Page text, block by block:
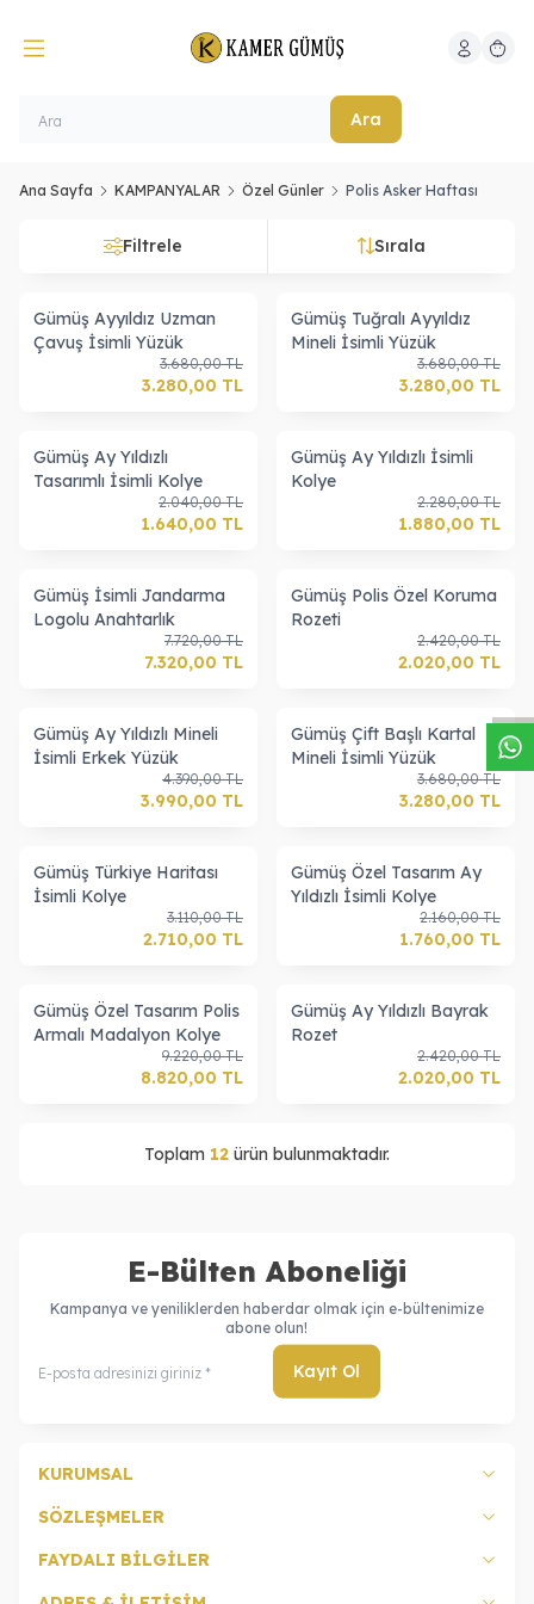
WhasappDesteHatt
Ara
Hesabım
Ana Sayfa KAMPANYALAR Özel Günler Polis Asker Haftası
Filtrele Sırala
Gümüş Ayyıldız Uzman
Çavuş İsimli Yüzük
3.680,00TL
3.280,00 TL
Gümüş Tuğralı Ayyıldız
Mineli İsimli Yüzük
3.680,00TL
3.280,00 TL
Gümüş Ay Yıldızlı
Tasarımlı İsimli Kolye
2.040,00TL
1.640,00 TL
Gümüş Ay Yıldızlı İsimli
Kolye
2.280,00TL
1.880,00 TL
Gümüş İsimli Jandarma
Logolu Anahtarlık
7.720,00TL
7.320,00 TL
Gümüş Polis Özel Koruma
Rozeti
2.420,00TL
2.020,00 TL
Gümüş Ay Yıldızlı Mineli
İsimli Erkek Yüzük
4.390,00TL
3.990,00 TL
Gümüş Çift Başlı Kartal
Mineli İsimli Yüzük
3.680,00TL
3.280,00 TL
Gümüş Türkiye Haritası
İsimli Kolye
3.110,00TL
2.710,00 TL
Gümüş Özel Tasarım Ay
Yıldızlı İsimli Kolye
2.160,00TL
1.760,00 TL
Gümüş Özel Tasarım Polis
Armalı Madalyon Kolye
9.220,00TL
8.820,00 TL
Gümüş Ay Yıldızlı Bayrak
Rozet
2.420,00TL
2.020,00 TL
Toplam 12 ürün bulunmaktadır.
E-Bülten Aboneliği
Kampanya ve yeniliklerden haberdar olmak için e-bültenimize
abone olun!
Kayıt Ol
KURUMSAL
SÖZLEŞMELER
FAYDALI BİLGİLER